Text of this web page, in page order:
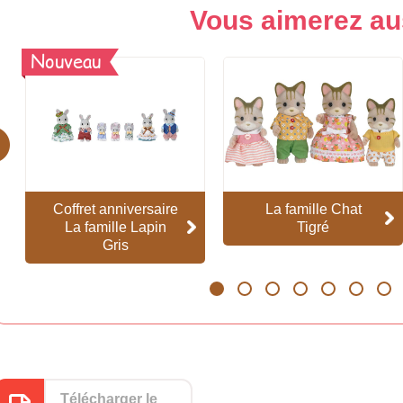
Vous aimerez
Nouveau
Coffret anniversaire
La famille Lapin
Gris
La famille Chat
Tigré
Télécharger le